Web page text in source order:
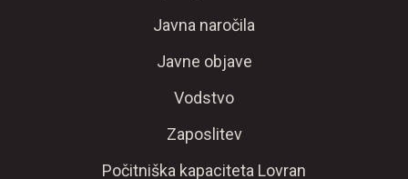
Javna naročila
Javne objave
Vodstvo
Zaposlitev
Počitniška kapaciteta Lovran